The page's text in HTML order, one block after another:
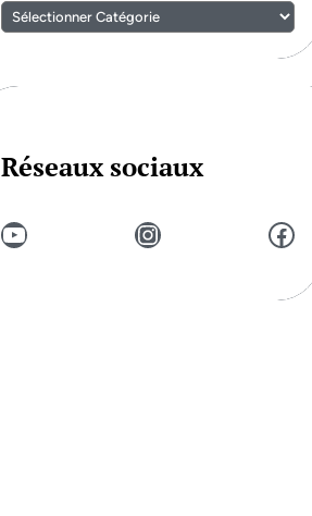
Réseaux sociaux
YouTube Instagram Facebook